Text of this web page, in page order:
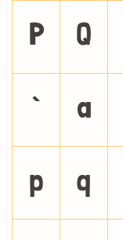
P Q
` a
p q